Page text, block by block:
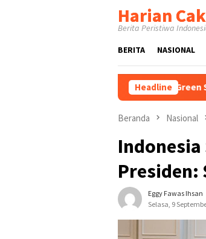
Harian
Berita Peristiwa
BERITA NASIONAL
Headline
Gelar FGD Bahas Urgensi Green Skills sebagai
Beranda Nasional
Indonesia
Presiden:
Eggy Fawas Ihsan
Selasa, 9